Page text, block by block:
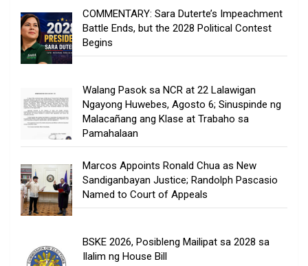
COMMENTARY: Sara Duterte’s Impeachment
Battle Ends, but the 2028 Political Contest
Begins
Walang Pasok sa NCR at 22 Lalawigan
Ngayong Huwebes, Agosto 6; Sinuspinde ng
Malacañang ang Klase at Trabaho sa
Pamahalaan
Marcos Appoints Ronald Chua as New
Sandiganbayan Justice; Randolph Pascasio
Named to Court of Appeals
BSKE 2026, Posibleng Mailipat sa 2028 sa
Ilalim ng House Bill